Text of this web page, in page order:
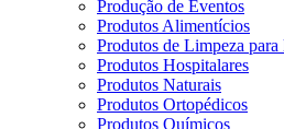
Produção de Eventos
Produtos Alimentícios
Produtos de Limpeza
Produtos Hospitalares
Produtos Naturais
Produtos Ortopédicos
Produtos Químicos